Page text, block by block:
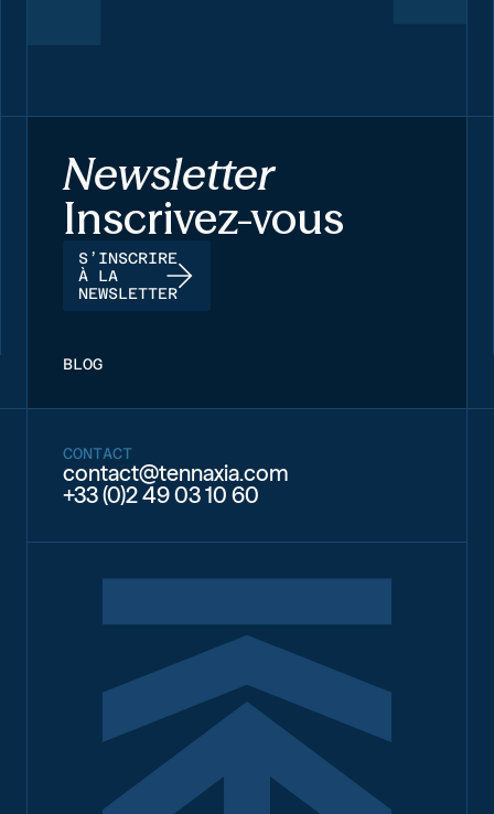
Newsletter
Inscrivez-vous
S’INSCRIRE
À LA
NEWSLETTER
BLOG
CONTACT
contact@tennaxia.com
+33 (0)2 49 03 10 60